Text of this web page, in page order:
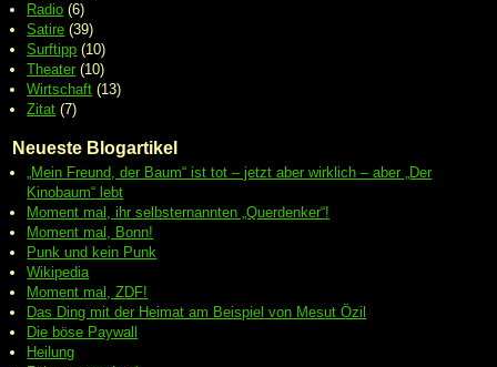
Radio (6)
Satire (39)
Surftipp (10)
Theater (10)
Wirtschaft (13)
Zitat (7)
Neueste Blogartikel
„Mein Freund, der Baum“ ist tot – jetzt aber wirklich – aber „Der
Kinobaum“ lebt
Moment mal, ihr selbsternannten „Querdenker“!
Moment mal, Bonn!
Punk und kein Punk
Wikipedia
Moment mal, ZDF!
Das Ding mit der Heimat am Beispiel von Mesut Özil
Die böse Paywall
Heilung